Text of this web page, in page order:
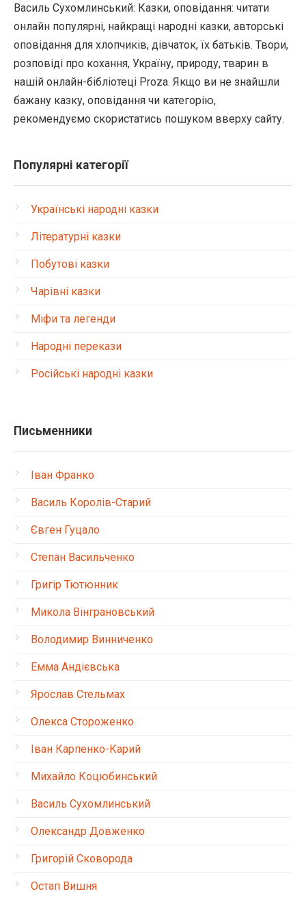
Василь Сухомлинський: Казки, оповідання: читати
онлайн популярні, найкращі народні казки, авторські
оповідання для хлопчиків, дівчаток, їх батьків. Твори,
розповіді про кохання, Україну, природу, тварин в
нашій онлайн-бібліотеці Proza. Якщо ви не знайшли
бажану казку, оповідання чи категорію,
рекомендуємо скористатись пошуком вверху сайту.
Популярні категорії
Українські народні казки
Літературні казки
Побутові казки
Чарівні казки
Міфи та легенди
Народні перекази
Російські народні казки
Письменники
Іван Франко
Василь Королів-Старий
Євген Гуцало
Степан Васильченко
Григір Тютюнник
Микола Вінграновський
Володимир Винниченко
Емма Андієвська
Ярослав Стельмах
Олекса Стороженко
Іван Карпенко-Карий
Михайло Коцюбинський
Василь Сухомлинський
Олександр Довженко
Григорій Сковорода
Остап Вишня